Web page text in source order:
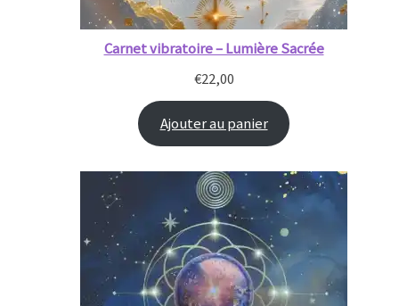
Carnet vibratoire – Lumière Sacrée
€22,00
Ajouter au panier